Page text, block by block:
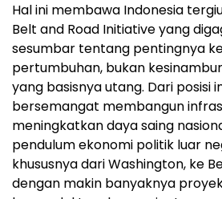
Hal ini membawa Indonesia
Belt and Road Initiative yang
sesumbar tentang pentingnya
pertumbuhan, bukan
yang basisnya utang. Dari posisi
bersemangat membangun
meningkatkan daya saing
pendulum ekonomi politik luar
khususnya dari Washington, ke
dengan makin banyaknya